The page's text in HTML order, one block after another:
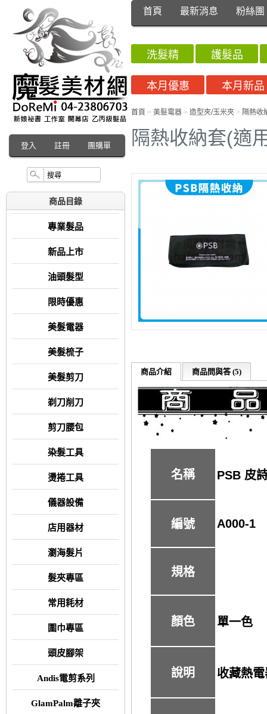
登入 註冊 團購單
首頁 最新消息 粉絲團
商品目錄
專業髮品
新品上市
油頭髮型
限時優惠
美髮電器
美髮梳子
美髮剪刀
剃刀削刀
剪刀腰包
染髮工具
燙捲工具
儀器設備
店用器材
瀏海髮片
髮夾專區
常用耗材
圍巾專區
頭皮腳架
Andis電剪系列
GlamPalm離子夾
洗髮精
護髮品
本月優惠
本月新品
首頁 > 美髮電器 > 造型夾/玉米夾 > 隔熱收
隔熱收納套(適
商品介紹 商品問與答 (5)
名稱 PSB 皮
編號 A000-1
規格
顏色 單一色
說明 收藏熱